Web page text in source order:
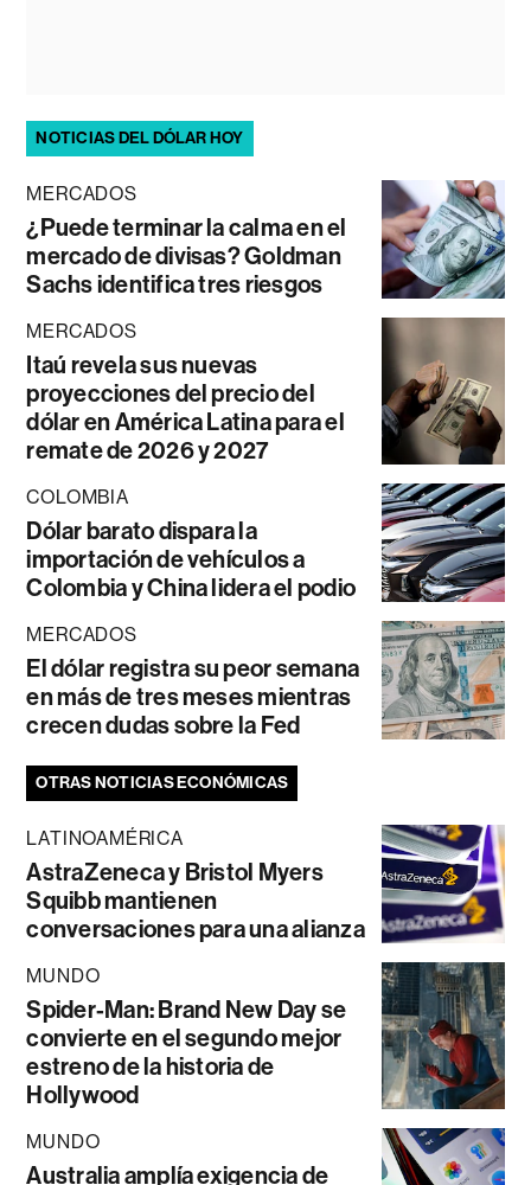
NOTICIAS DEL DÓLAR HOY
MERCADOS
¿Puede terminar la calma en el
mercado de divisas? Goldman
Sachs identifica tres riesgos
MERCADOS
Itaú revela sus nuevas
proyecciones del precio del
dólar en América Latina para el
remate de 2026 y 2027
COLOMBIA
Dólar barato dispara la
importación de vehículos a
Colombia y China lidera el podio
MERCADOS
El dólar registra su peor semana
en más de tres meses mientras
crecen dudas sobre la Fed
OTRAS NOTICIAS ECONÓMICAS
LATINOAMÉRICA
AstraZeneca y Bristol Myers
Squibb mantienen
conversaciones para una alianza
MUNDO
Spider-Man: Brand New Day se
convierte en el segundo mejor
estreno de la historia de
Hollywood
MUNDO
Australia amplía exigencia de